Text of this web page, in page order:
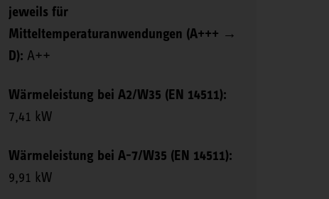
jeweils für
Mitteltemperaturanwendungen (A+++ →
D): A++
Wärmeleistung bei A2/W35 (EN 14511):
7,41 kW
Wärmeleistung bei A-7/W35 (EN 14511):
9,91 kW